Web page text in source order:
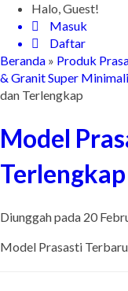
Halo, Guest!
Masuk
Daftar
Beranda » Produk
& Granit Super
dan Terlengkap
Model
Terlengkap
Diunggah pada 20
Model Prasasti